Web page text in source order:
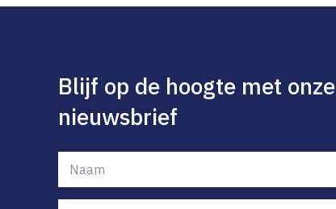
Blijf op de hoogte met onze
nieuwsbrief